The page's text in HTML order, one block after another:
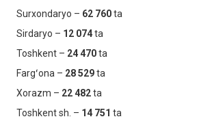
Surxondaryo – 62 760ta
Sirdaryo – 12 074ta
Toshkent – 24 470ta
Fargʻona – 28 529ta
Xorazm – 22 482ta
Toshkent sh. – 14 751 ta